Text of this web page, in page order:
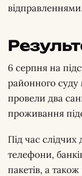
6 серпня на
районного суду
провели два
проживання
Під час слідчих
телефони,
пакетів, а